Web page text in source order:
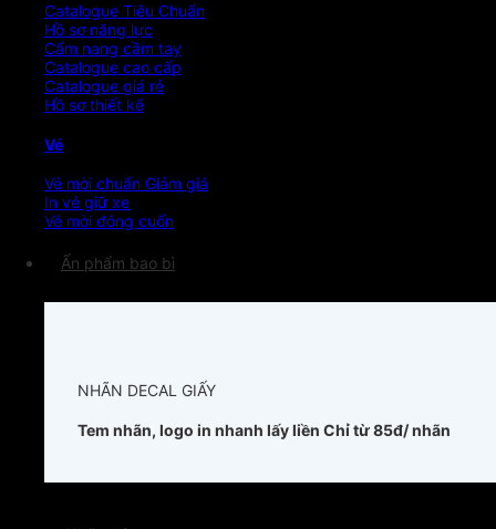
Catalogue Tiêu Chuẩn
Hồ sơ năng lực
Cẩm nang cầm tay
Catalogue cao cấp
Catalogue giá rẻ
Hồ sơ thiết kế
Vé
Vé mời chuẩn
In vé giữ xe
Vé mời đóng cuốn
Ấn phẩm bao bì
NHÃN DECAL GIẤY
Tem nhãn, logo in nhanh lấy liền Chỉ từ 85đ/ nhãn